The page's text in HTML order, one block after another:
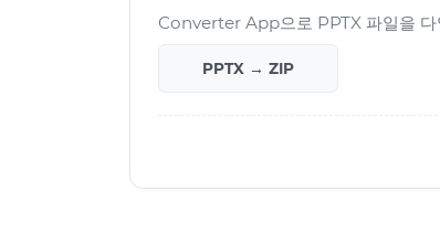
Converter App으로 PPTX 파일을 다
PPTX → ZIP